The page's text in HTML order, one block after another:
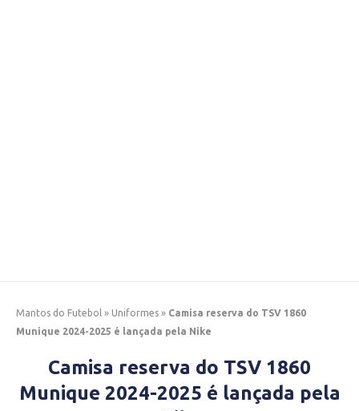
Mantos do Futebol » Uniformes » Camisa reserva do TSV 1860
Munique 2024-2025 é lançada pela Nike
Camisa reserva do TSV 1860
Munique 2024-2025 é lançada pela